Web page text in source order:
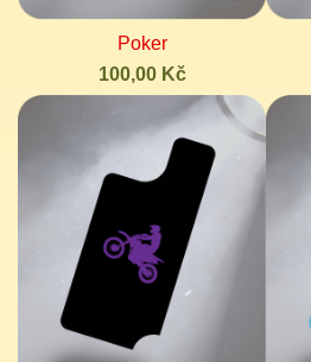
Poker
100,00 Kč